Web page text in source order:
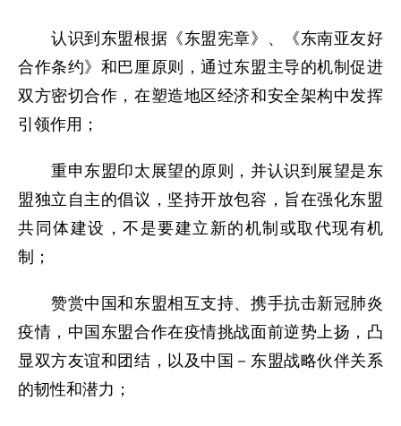
认识到东盟根据《东盟宪章》、《东南亚友好
合作条约》和巴厘原则，通过东盟主导的机制促进
双方密切合作，在塑造地区经济和安全架构中发挥
引领作用；
重申东盟印太展望的原则，并认识到展望是东
盟独立自主的倡议，坚持开放包容，旨在强化东盟
共同体建设，不是要建立新的机制或取代现有机
制；
赞赏中国和东盟相互支持、携手抗击新冠肺炎
疫情，中国东盟合作在疫情挑战面前逆势上扬，凸
显双方友谊和团结，以及中国－东盟战略伙伴关系
的韧性和潜力；